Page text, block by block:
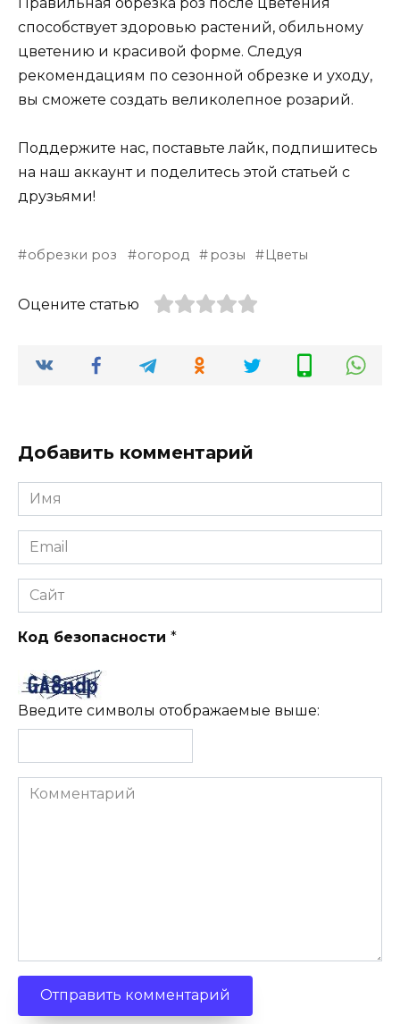
способствует здоровью растений, обильному
цветению и красивой форме. Следуя
рекомендациям по сезонной обрезке и уходу,
вы сможете создать великолепное розарий.
Поддержите нас, поставьте лайк, подпишитесь
на наш аккаунт и поделитесь этой статьей с
друзьями!
обрезки роз огород розы Цветы
Оцените статью
Добавить комментарий
Имя
*
Email
*
Сайт
Код безопасности *
Введите символы отображаемые выше:
Комментарий